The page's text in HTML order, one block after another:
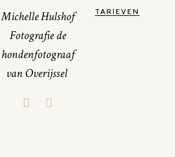
Michelle Hulshof
Fotografie de
hondenfotograaf
van Overijssel
TARIEVEN